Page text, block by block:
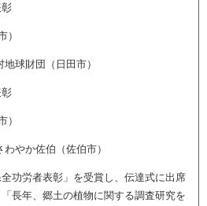
球財団（日田市）
やか佐伯（佐伯市）
功労者表彰」を受賞し、伝達式に出席
長年、郷土の植物に関する調査研究を